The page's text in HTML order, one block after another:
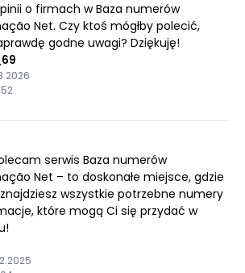
o firmach w Baza numerów
Net. Czy ktoś mógłby polecić,
godne uwagi? Dziękuję!
serwis Baza numerów
Net – to doskonałe miejsce, gdzie
wszystkie potrzebne numery
które mogą Ci się przydać w